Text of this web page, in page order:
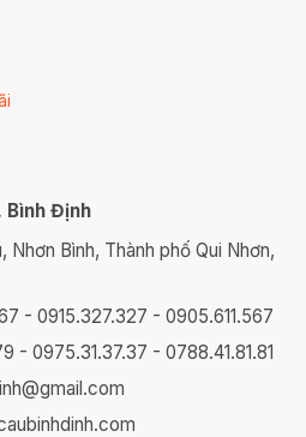
Bình Định
Nhơn Bình, Thành phố Qui Nhơn,
- 0915.327.327 - 0905.611.567
- 0975.31.37.37 - 0788.41.81.81